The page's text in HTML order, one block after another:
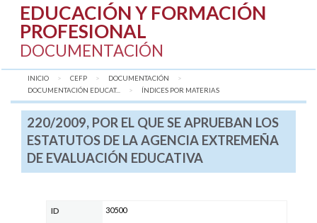
EDUCACIÓN Y FORMACIÓN
PROFESIONAL
DOCUMENTACIÓN
INICIO CEFP
DOCUMENTACIÓN
DOCUMENTACIÓN EDUCAT...
AQUÍ:
ÍNDICES POR MATERIAS
220/2009, POR EL QUE SE APRUEBAN LOS
ESTATUTOS DE LA AGENCIA EXTREMEÑA
DE EVALUACIÓN EDUCATIVA
ID 30500